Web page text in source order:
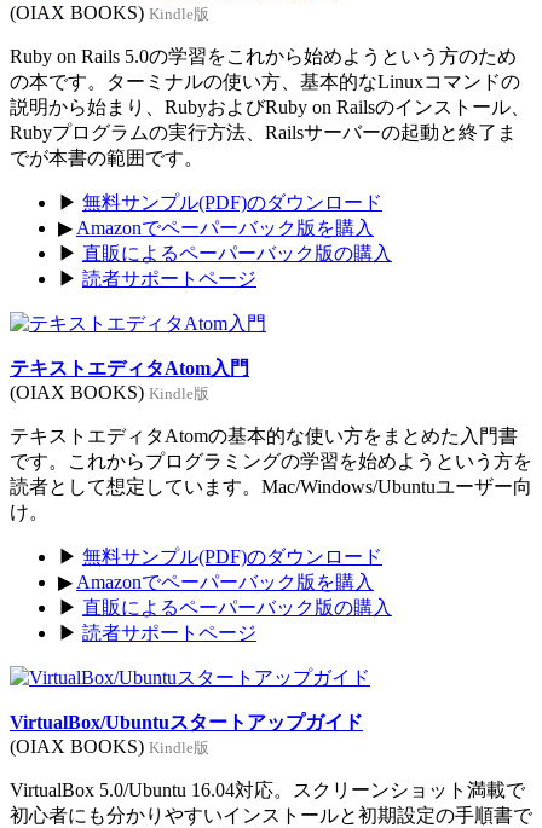
(OIAX BOOKS) Kindle版
Ruby on Rails 5.0の学習をこれから始めようという方のため
の本です。ターミナルの使い方、基本的なLinuxコマンドの
説明から始まり、RubyおよびRuby on Railsのインストール、
Rubyプログラムの実行方法、Railsサーバーの起動と終了ま
でが本書の範囲です。
▶ 無料サンプル(PDF)のダウンロード
▶ Amazonでペーパーバック版を購入
▶ 直販によるペーパーバック版の購入
▶ 読者サポートページ
テキストエディタAtom入門
(OIAX BOOKS) Kindle版
テキストエディタAtomの基本的な使い方をまとめた入門書
です。これからプログラミングの学習を始めようという方を
読者として想定しています。Mac/Windows/Ubuntuユーザー向
け。
▶ 無料サンプル(PDF)のダウンロード
▶ Amazonでペーパーバック版を購入
▶ 直販によるペーパーバック版の購入
▶ 読者サポートページ
VirtualBox/Ubuntuスタートアップガイド
(OIAX BOOKS) Kindle版
VirtualBox 5.0/Ubuntu 16.04対応。スクリーンショット満載で
初心者にも分かりやすいインストールと初期設定の手順書で